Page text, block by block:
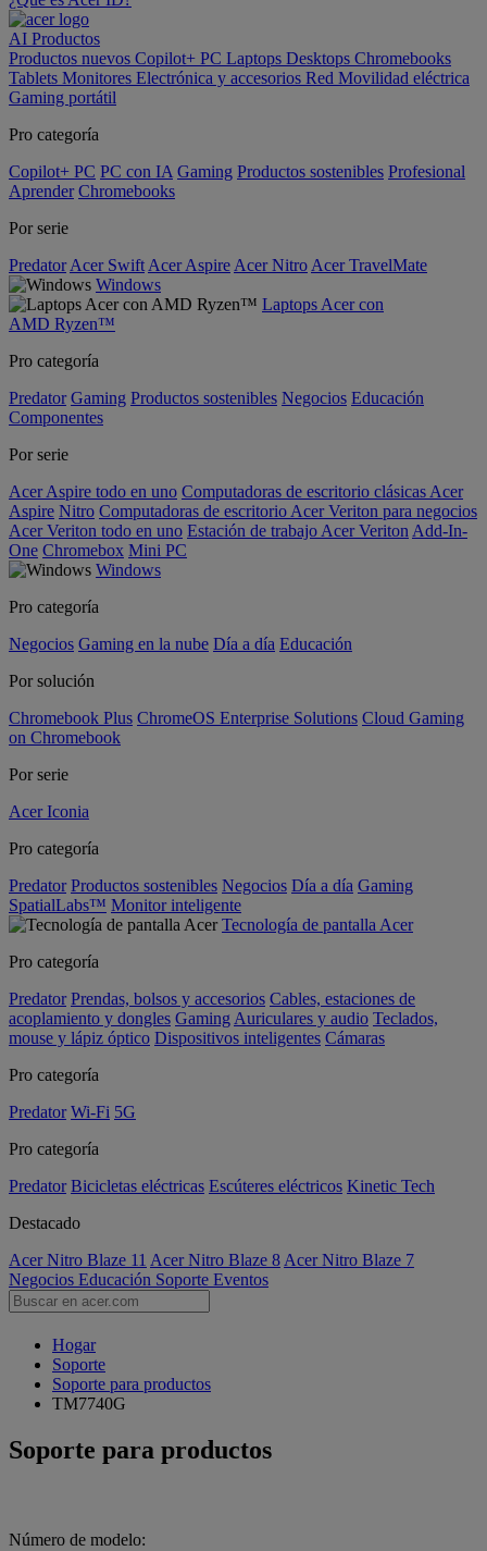
AI Productos
Productos nuevos Copilot+ PC Laptops Desktops Chromebooks
Tablets Monitores Electrónica y accesorios Red Movilidad eléctrica
Gaming portátil
Pro categoría
Copilot+ PC PC con IA Gaming Productos sostenibles Profesional
Aprender Chromebooks
Por serie
Predator Acer Swift Acer Aspire Acer Nitro Acer TravelMate
Windows
Laptops Acer con
AMD Ryzen™
Pro categoría
Predator Gaming Productos sostenibles Negocios Educación
Componentes
Por serie
Acer Aspire todo en uno Computadoras de escritorio clásicas Acer
Aspire Nitro Computadoras de escritorio Acer Veriton para negocios
Acer Veriton todo en uno Estación de trabajo Acer Veriton Add-In-
One Chromebox Mini PC
Windows
Pro categoría
Negocios Gaming en la nube Día a día Educación
Por solución
Chromebook Plus ChromeOS Enterprise Solutions Cloud Gaming
on Chromebook
Por serie
Acer Iconia
Pro categoría
Predator Productos sostenibles Negocios Día a día Gaming
SpatialLabs™ Monitor inteligente
Tecnología de pantalla Acer
Pro categoría
Predator Prendas, bolsos y accesorios Cables, estaciones de
acoplamiento y dongles Gaming Auriculares y audio Teclados,
mouse y lápiz óptico Dispositivos inteligentes Cámaras
Pro categoría
Predator Wi-Fi 5G
Pro categoría
Predator Bicicletas eléctricas Escúteres eléctricos Kinetic Tech
Destacado
Acer Nitro Blaze 11 Acer Nitro Blaze 8 Acer Nitro Blaze 7
Negocios Educación Soporte Eventos
Hogar
Soporte
Soporte para productos
TM7740G
Soporte para productos
Número de modelo: